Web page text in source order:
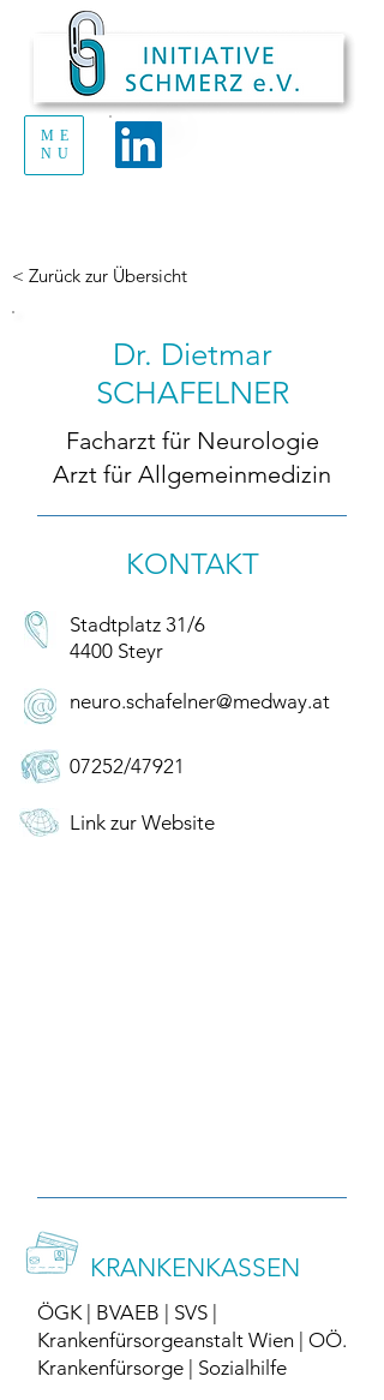
ME
NU
< Zurück zur Übersicht
Dr. Dietmar
SCHAFELNER
Facharzt für Neurologie
Arzt für Allgemeinmedizin
KONTAKT
Stadtplatz 31/6
4400 Steyr
neuro.schafelner@medway.at
07252/47921
Link zur Website
KRANKENKASSEN
ÖGK | BVAEB | SVS |
Krankenfürsorgeanstalt Wien | OÖ.
Krankenfürsorge | Sozialhilfe